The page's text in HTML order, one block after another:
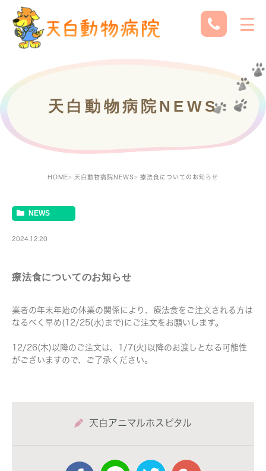
天白動物病院NEWS
HOME 天白動物病院NEWS 療法食についてのお知らせ
NEWS
2024.12.20
療法食についてのお知らせ
業者の年末年始の休業の関係により、療法食をご注文される方は
なるべく早め(12/25(水)まで)にご注文をお願いします。
12/26(木)以降のご注文は、1/7(火)以降のお渡しとなる可能性
がございますので、ご了承ください。
天白アニマルホスピタル